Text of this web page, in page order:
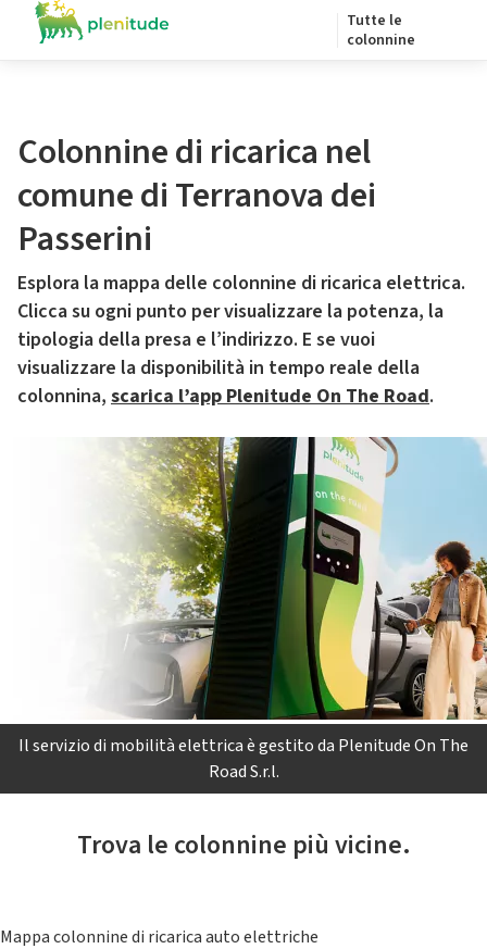
Tutte le
colonnine
Colonnine di ricarica nel
comune di Terranova dei
Passerini
Esplora la mappa delle colonnine di ricarica elettrica.
Clicca su ogni punto per visualizzare la potenza, la
tipologia della presa e l’indirizzo. E se vuoi
visualizzare la disponibilità in tempo reale della
colonnina, scarica l’app Plenitude On The Road.
Il servizio di mobilità elettrica è gestito da Plenitude On The
Road S.r.l.
Trova le colonnine più vicine.
Mappa colonnine di ricarica auto elettriche